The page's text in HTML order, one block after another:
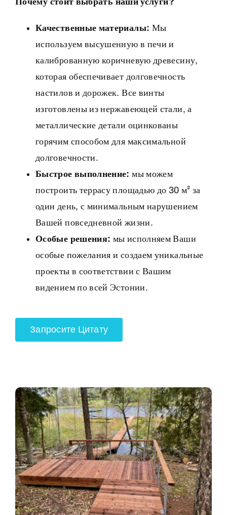
Качественные материалы: Мы
используем высушенную в печи и
калиброванную коричневую древесину,
которая обеспечивает долговечность
настилов и дорожек. Все винты
изготовлены из нержавеющей стали, а
металлические детали оцинкованы
горячим способом для максимальной
долговечности.
Быстрое выполнение: мы можем
построить террасу площадью до 30 м² за
один день, с минимальным нарушением
Вашей повседневной жизни.
Особые решения: мы исполняем Ваши
особые пожелания и создаем уникальные
проекты в соответствии с Вашим
видением по всей Эстонии.
Запросите Цитату